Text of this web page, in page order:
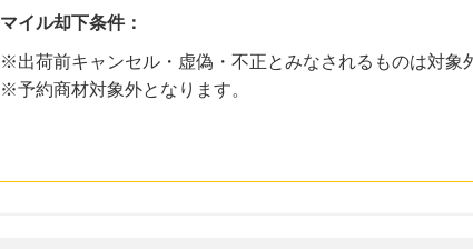
マイル却下条件：
※出荷前キャンセル・虚偽・不正とみなされるものは対象
※予約商材対象外となります。